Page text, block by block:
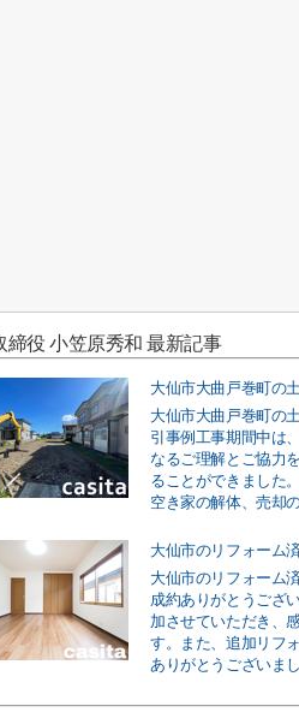
締役 小笠原秀和 最新記事
大仙市大曲戸巻町の
引事例工事期間中は
なるご理解とご協力
ることができました
空き家の解体、売却
大仙市のリフォーム
大仙市のリフォーム
成約ありがとうござ
加させていただき、
す。また、追加リフ
ありがとうございま